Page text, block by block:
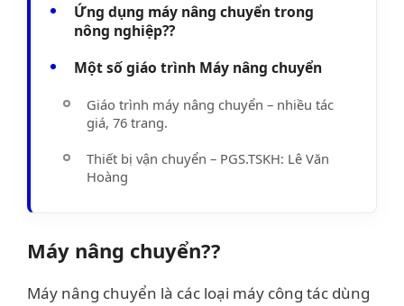
Ứng dụng máy nâng chuyển trong
nông nghiệp??
Một số giáo trình Máy nâng chuyển
Giáo trình máy nâng chuyển – nhiều tác
giá, 76 trang.
Thiết bị vận chuyển – PGS.TSKH: Lê Văn
Hoàng
Máy nâng chuyển??
Máy nâng chuyển là các loại máy công tác dùng